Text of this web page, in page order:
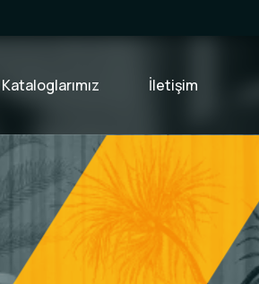
Kataloglarımız İletişim